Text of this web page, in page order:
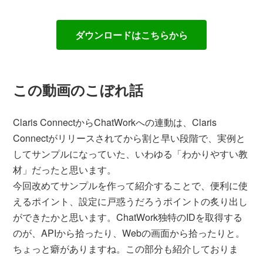
ダウンロードはこちらから
この動画のこぼれ話
Claris ConnectからChatWorkへの連動は、Claris
Connectがリリースされてから割と早い段階で、実例と
してサンプルになっていた、いわゆる「わかりやすい教
材」だったと思います。
今回改めてサンプルを作って紹介することで、便利に使
えるポイント、設定に戸惑うだろうポイントの炙り出し
ができたかと思います。ChatWork独特のIDを取得する
のが、APIから拾ったり、Webの画面から拾ったりと。
ちょっと癖がありますね。この部分も紹介しておりま